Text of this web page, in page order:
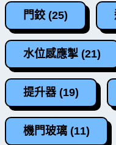
門鉸 (25)
水位感應掣 (21)
提升器 (19)
機門玻璃 (11)